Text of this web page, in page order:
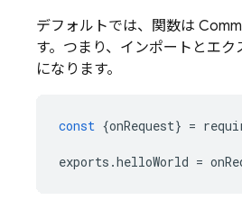
デフォルトでは、関数は
す。つまり、インポートとエク
になります。
const {onRequest} =
exports .helloWorld =